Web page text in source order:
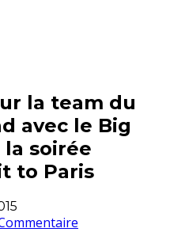
la team du
avec le Big
la soirée
to Paris